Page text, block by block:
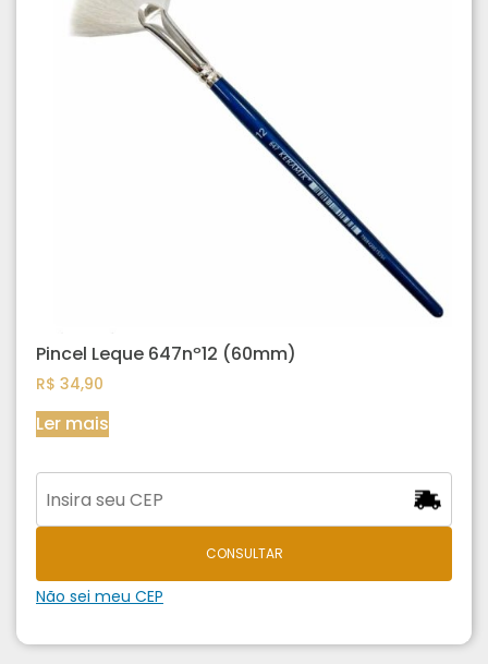
Pincel Leque 647nº12 (60mm)
R$ 34,90
Ler mais
CONSULTAR
Não sei meu CEP